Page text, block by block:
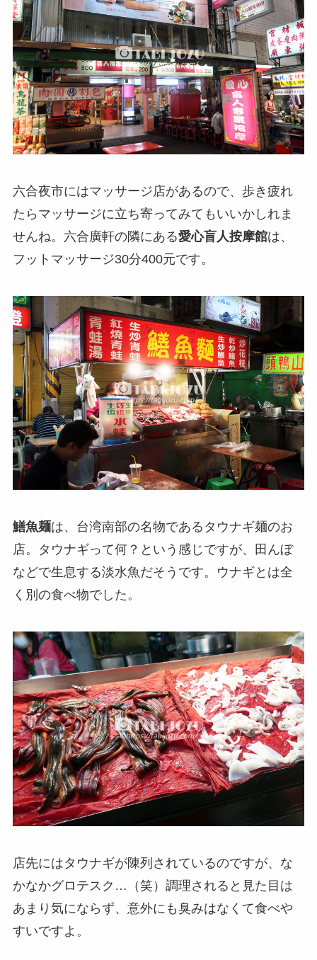
六合夜市にはマッサージ店があるので、歩き疲れ
たらマッサージに立ち寄ってみてもいいかしれま
せんね。六合廣軒の隣にある愛心盲人按摩館は、
フットマッサージ30分400元です。
鱔魚麺は、台湾南部の名物であるタウナギ麺のお
店。タウナギって何？という感じですが、田んぼ
などで生息する淡水魚だそうです。ウナギとは全
く別の食べ物でした。
店先にはタウナギが陳列されているのですが、な
かなかグロテスク…（笑）調理されると見た目は
あまり気にならず、意外にも臭みはなくて食べや
すいですよ。